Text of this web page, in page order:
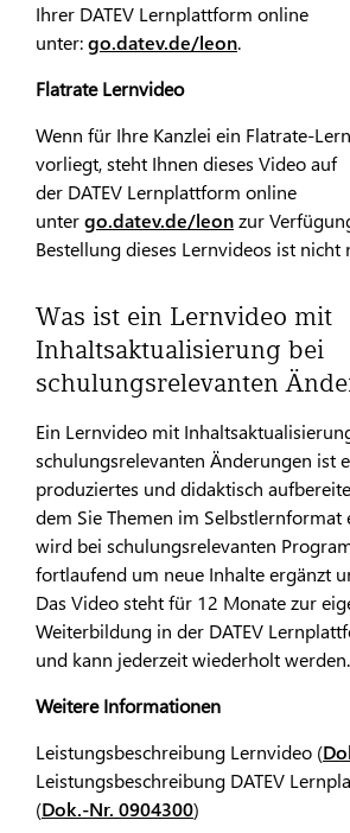
Ihrer DATEV Lernplattform online
unter:go.datev.de/leon.
Flatrate Lernvideo
Wenn für Ihre Kanzlei ein Flatrate-
vorliegt, steht Ihnen dieses Video auf
der DATEV Lernplattform online
untergo.datev.de/leonzur
Bestellung dieses Lernvideos ist nicht
Was ist ein Lernvideo mit
Inhaltsaktualisierung bei
schulungsrelevanten
Ein Lernvideo mit
schulungsrelevanten Änderungen ist
produziertes und didaktisch
dem Sie Themen im Selbstlernformat
wird bei schulungsrelevanten
fortlaufend um neue Inhalte ergänzt
Das Video steht für 12 Monate zur
Weiterbildung in der DATEV
und kann jederzeit wiederholt werden.
Weitere Informationen
Leistungsbeschreibung Lernvideo (
Leistungsbeschreibung DATEV
(Dok.-Nr. 0904300)